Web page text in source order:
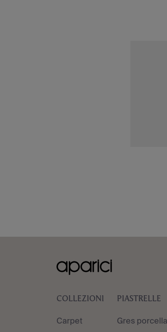
COLLEZIONI
Carpet
PIASTRELLE
Gres